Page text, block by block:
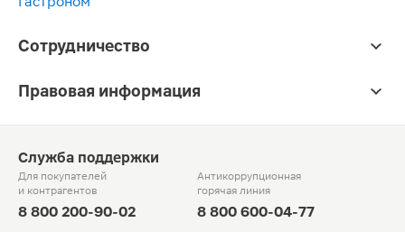
Сотрудничество
Правовая информация
Служба поддержки
Для покупателей
и контрагентов
8 800 200-90-02
Антикоррупционная
горячая линия
8 800 600-04-77